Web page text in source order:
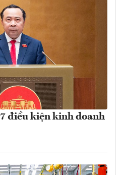
điều kiện kinh doanh